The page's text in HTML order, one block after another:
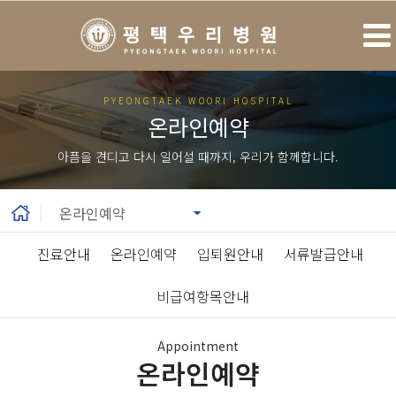
PYEONGTAEK WOORI HOSPITAL
온라인예약
아픔을 견디고 다시 일어설 때까지, 우리가 함께합니다.
진료안내 온라인예약 입퇴원안내 서류발급안내
비급여항목안내
Appointment
온라인예약